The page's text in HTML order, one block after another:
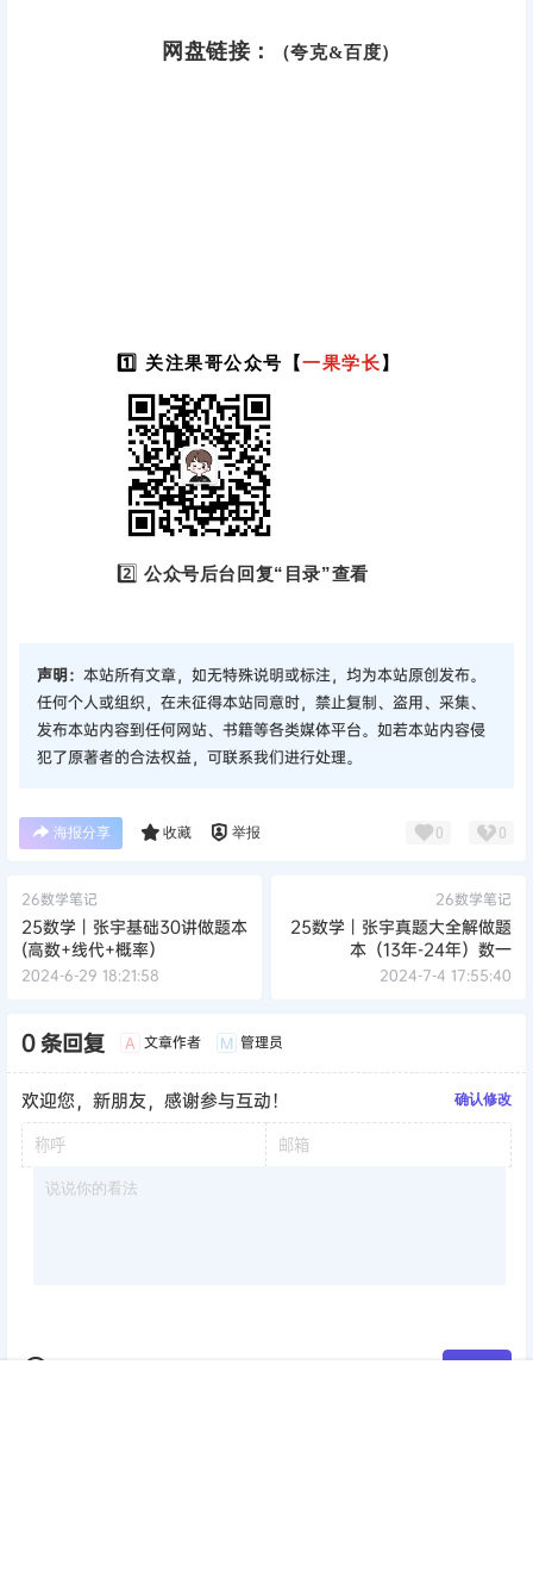
网盘链接： （夸克&百度）
1️⃣ 关注果哥公众号【一果学长】
2️⃣公众号后台回复“目录”查看
声明： 本站所有文章，如无特殊说明或标注，均为本站原创发布。
任何个人或组织，在未征得本站同意时，禁止复制、盗用、采集、
发布本站内容到任何网站、书籍等各类媒体平台。如若本站内容侵
犯了原著者的合法权益，可联系我们进行处理。
海报分享 收藏 举报 0 0
26数学笔记
25数学丨张宇基础30讲做题本
(高数+线代+概率）
2024-6-29 18:21:58
26数学笔记
25数学丨张宇真题大全解做题
本（13年-24年）数一
2024-7-4 17:55:40
0 条回复 A 文章作者 M 管理员
欢迎您，新朋友，感谢参与互动！ 确认修改